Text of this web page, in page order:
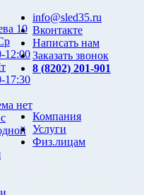
10
12:00
17:30
нет
info@sled35.ru
Вконтакте
Написать нам
Заказать звонок
8 (8202) 201-901
Компания
Услуги
Физ.лицам